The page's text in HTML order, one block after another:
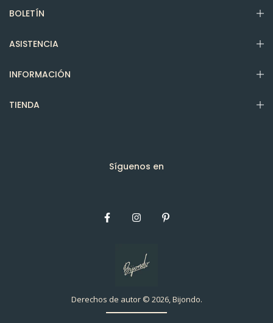
BOLETÍN
ASISTENCIA
INFORMACIÓN
TIENDA
Síguenos en
Derechos de autor © 2026, Bijondo.